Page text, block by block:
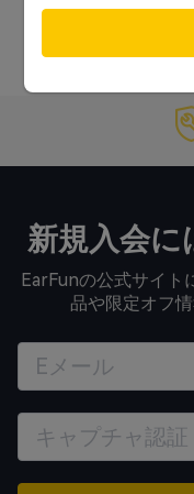
パスワードを忘
新規入会に
EarFunの公式サイト
品や限定オフ